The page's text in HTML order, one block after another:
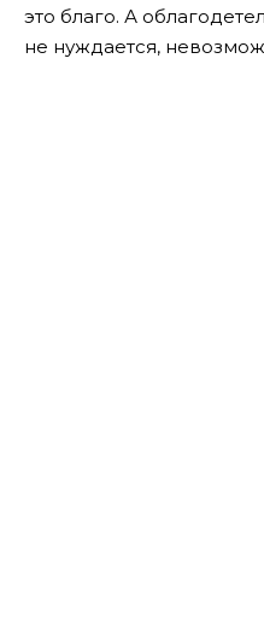
это благо. А
не нуждается,